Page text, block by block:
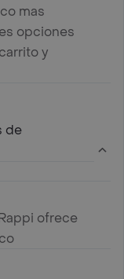
mas
opciones
y
de
ofrece